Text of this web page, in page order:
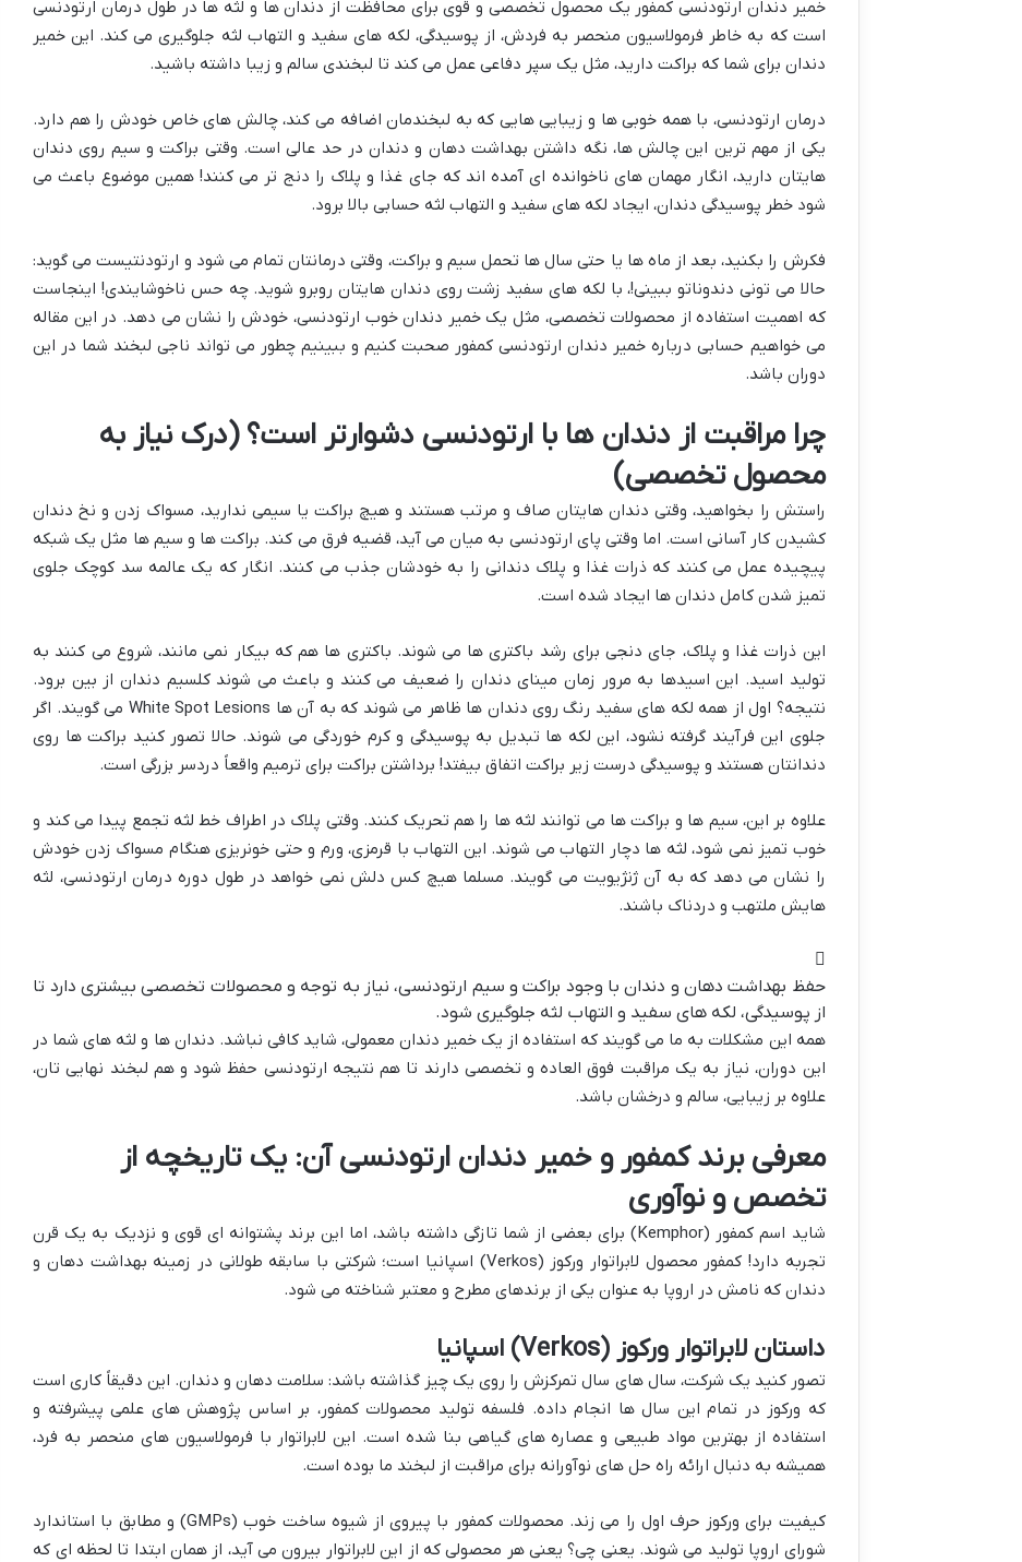
خمیر دندان ارتودنسی کمفور یک محصول تخصصی و قوی برای محافظت از دندان ها و لثه ها در طول درمان ارتودنسی
است که به خاطر فرمولاسیون منحصر به فردش، از پوسیدگی، لکه های سفید و التهاب لثه جلوگیری می کند. این خمیر
دندان برای شما که براکت دارید، مثل یک سپر دفاعی عمل می کند تا لبخندی سالم و زیبا داشته باشید.
درمان ارتودنسی، با همه خوبی ها و زیبایی هایی که به لبخندمان اضافه می کند، چالش های خاص خودش را هم دارد.
یکی از مهم ترین این چالش ها، نگه داشتن بهداشت دهان و دندان در حد عالی است. وقتی براکت و سیم روی دندان
هایتان دارید، انگار مهمان های ناخوانده ای آمده اند که جای غذا و پلاک را دنج تر می کنند! همین موضوع باعث می
شود خطر پوسیدگی دندان، ایجاد لکه های سفید و التهاب لثه حسابی بالا برود.
فکرش را بکنید، بعد از ماه ها یا حتی سال ها تحمل سیم و براکت، وقتی درمانتان تمام می شود و ارتودنتیست می گوید:
حالا می تونی دندوناتو ببینی!، با لکه های سفید زشت روی دندان هایتان روبرو شوید. چه حس ناخوشایندی! اینجاست
که اهمیت استفاده از محصولات تخصصی، مثل یک خمیر دندان خوب ارتودنسی، خودش را نشان می دهد. در این مقاله
می خواهیم حسابی درباره خمیر دندان ارتودنسی کمفور صحبت کنیم و ببینیم چطور می تواند ناجی لبخند شما در این
دوران باشد.
چرا مراقبت از دندان ها با ارتودنسی دشوارتر است؟ (درک نیاز به
محصول تخصصی)
راستش را بخواهید، وقتی دندان هایتان صاف و مرتب هستند و هیچ براکت یا سیمی ندارید، مسواک زدن و نخ دندان
کشیدن کار آسانی است. اما وقتی پای ارتودنسی به میان می آید، قضیه فرق می کند. براکت ها و سیم ها مثل یک شبکه
پیچیده عمل می کنند که ذرات غذا و پلاک دندانی را به خودشان جذب می کنند. انگار که یک عالمه سد کوچک جلوی
تمیز شدن کامل دندان ها ایجاد شده است.
این ذرات غذا و پلاک، جای دنجی برای رشد باکتری ها می شوند. باکتری ها هم که بیکار نمی مانند، شروع می کنند به
تولید اسید. این اسیدها به مرور زمان مینای دندان را ضعیف می کنند و باعث می شوند کلسیم دندان از بین برود.
نتیجه؟ اول از همه لکه های سفید رنگ روی دندان ها ظاهر می شوند که به آن ها White Spot Lesions می گویند. اگر
جلوی این فرآیند گرفته نشود، این لکه ها تبدیل به پوسیدگی و کرم خوردگی می شوند. حالا تصور کنید براکت ها روی
دندانتان هستند و پوسیدگی درست زیر براکت اتفاق بیفتد! برداشتن براکت برای ترمیم واقعاً دردسر بزرگی است.
علاوه بر این، سیم ها و براکت ها می توانند لثه ها را هم تحریک کنند. وقتی پلاک در اطراف خط لثه تجمع پیدا می کند و
خوب تمیز نمی شود، لثه ها دچار التهاب می شوند. این التهاب با قرمزی، ورم و حتی خونریزی هنگام مسواک زدن خودش
را نشان می دهد که به آن ژنژیویت می گویند. مسلما هیچ کس دلش نمی خواهد در طول دوره درمان ارتودنسی، لثه
هایش ملتهب و دردناک باشند.
حفظ بهداشت دهان و دندان با وجود براکت و سیم ارتودنسی، نیاز به توجه و محصولات تخصصی بیشتری دارد تا
از پوسیدگی، لکه های سفید و التهاب لثه جلوگیری شود.
همه این مشکلات به ما می گویند که استفاده از یک خمیر دندان معمولی، شاید کافی نباشد. دندان ها و لثه های شما در
این دوران، نیاز به یک مراقبت فوق العاده و تخصصی دارند تا هم نتیجه ارتودنسی حفظ شود و هم لبخند نهایی تان،
علاوه بر زیبایی، سالم و درخشان باشد.
معرفی برند کمفور و خمیر دندان ارتودنسی آن: یک تاریخچه از
تخصص و نوآوری
شاید اسم کمفور (Kemphor) برای بعضی از شما تازگی داشته باشد، اما این برند پشتوانه ای قوی و نزدیک به یک قرن
تجربه دارد! کمفور محصول لابراتوار ورکوز (Verkos) اسپانیا است؛ شرکتی با سابقه طولانی در زمینه بهداشت دهان و
دندان که نامش در اروپا به عنوان یکی از برندهای مطرح و معتبر شناخته می شود.
داستان لابراتوار ورکوز (Verkos) اسپانیا
تصور کنید یک شرکت، سال های سال تمرکزش را روی یک چیز گذاشته باشد: سلامت دهان و دندان. این دقیقاً کاری است
که ورکوز در تمام این سال ها انجام داده. فلسفه تولید محصولات کمفور، بر اساس پژوهش های علمی پیشرفته و
استفاده از بهترین مواد طبیعی و عصاره های گیاهی بنا شده است. این لابراتوار با فرمولاسیون های منحصر به فرد،
همیشه به دنبال ارائه راه حل های نوآورانه برای مراقبت از لبخند ما بوده است.
کیفیت برای ورکوز حرف اول را می زند. محصولات کمفور با پیروی از شیوه ساخت خوب (GMPs) و مطابق با استاندارد
شورای اروپا تولید می شوند. یعنی چی؟ یعنی هر محصولی که از این لابراتوار بیرون می آید، از همان ابتدا تا لحظه ای که